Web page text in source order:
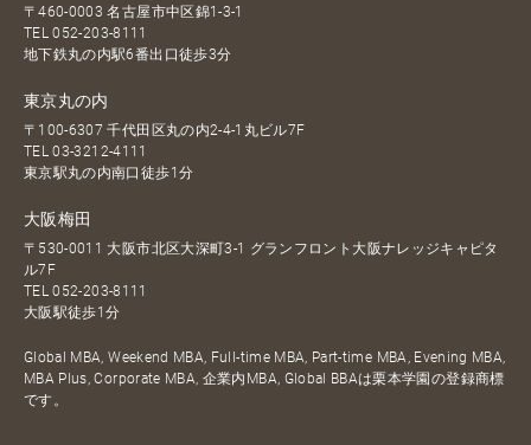
〒460-0003 名古屋市中区錦1-3-1
TEL052-203-8111
地下鉄丸の内駅6番出口徒歩3分
東京丸の内
〒100-6307 千代田区丸の内2-4-1丸ビル7F
TEL03-3212-4111
東京駅丸の内南口徒歩1分
大阪梅田
〒530-0011 大阪市北区大深町3-1 グランフロント大阪ナレッジキャピタ
ル7F
TEL052-203-8111
大阪駅徒歩1分
Global MBA, Weekend MBA, Full-time MBA, Part-time MBA, Evening MBA,
MBA Plus, Corporate MBA, 企業内MBA, Global BBAは栗本学園の登録商標
です。